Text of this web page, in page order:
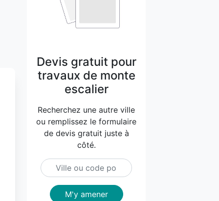
Devis gratuit pour
travaux de monte
escalier
Recherchez une autre ville
ou remplissez le formulaire
de devis gratuit juste à
côté.
M'y amener